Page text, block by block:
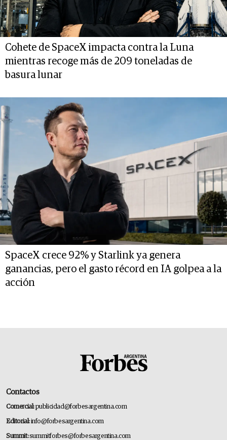
Cohete de SpaceX impacta contra la Luna
mientras recoge más de 209 toneladas de
basura lunar
SpaceX crece 92% y Starlink ya genera
ganancias, pero el gasto récord en IA golpea a la
acción
Contactos
Comercial:publicidad@forbesargentina.com
Editorial:info@forbesargentina.com
Summit:summitforbes@forbesargentina.com